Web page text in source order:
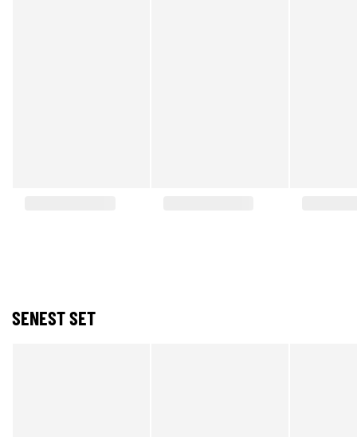
SENEST SET